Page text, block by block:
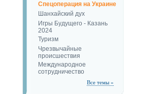
Спецоперация на Украине
Шанхайский дух
Игры Будущего - Казань
2024
Туризм
Чрезвычайные
происшествия
Международное
сотрудничество
Все темы »